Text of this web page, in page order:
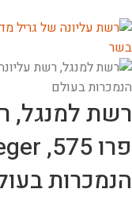
רשת למנגל,
הנמכרות